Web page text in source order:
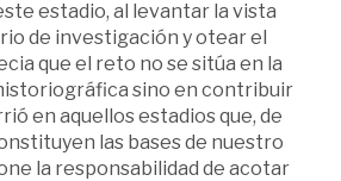
estadio, al levantar la vista
de investigación y otear el
que el reto no se sitúa en la
sino en contribuir
en aquellos estadios que, de
las bases de nuestro
la responsabilidad de acotar